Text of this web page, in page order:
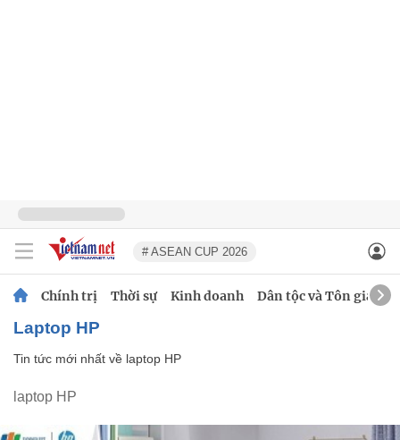
# ASEAN CUP 2026
Chính trị Thời sự Kinh doanh Dân tộc và Tôn giáo
laptop HP
Tin tức mới nhất về laptop HP
laptop HP